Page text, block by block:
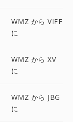
WMZ から VIFF
に
WMZ から XV
に
WMZ から JBG
に